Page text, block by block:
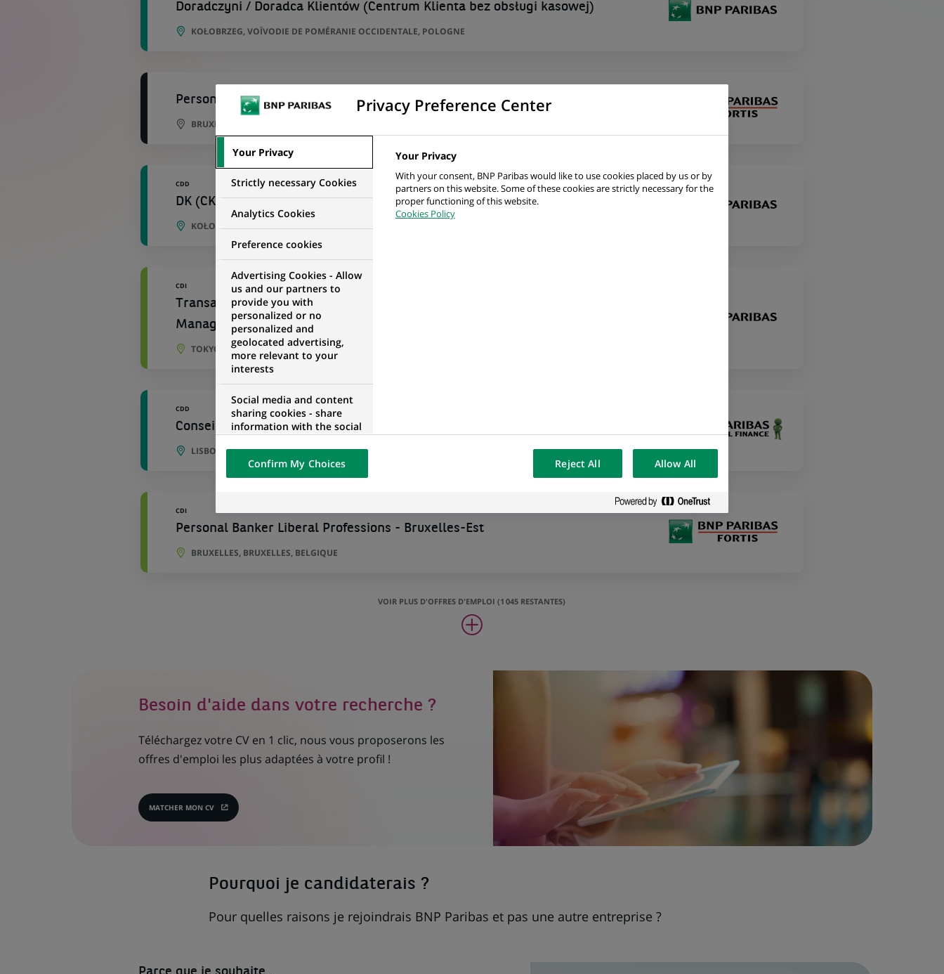
Doradczyni / Doradca Klientów (Centrum Klienta bez obsługi kasowej)
KOŁOBRZEG, VOÏVODIE DE POMÉRANIE OCCIDENTALE, POLOGNE
Personal Banker Liberal Professions - Brussel-Oost
BRUXELLES, BRUXELLES, BELGIQUE
CDD
DK (CK kasowy) Koszalin/Kołobrzeg
KOŁOBRZEG, VOÏVODIE DE POMÉRANIE OCCIDENTALE, POLOGNE
CDI
Transaction Banking Japan - Cash Management Product and Implementation
Manager
TOKYO, TOKYO, JAPON
CDD
Conseiller de Recouvrement de Crédit
LISBONNE, DISTRICT DE PORTO, PORTUGAL
CDI
Personal Banker Liberal Professions - Bruxelles-Est
BRUXELLES, BRUXELLES, BELGIQUE
VOIR PLUS D'OFFRES D'EMPLOI (1 045 RESTANTES)
Besoin d'aide dans votre recherche ?
Téléchargez votre CV en 1 clic, nous vous proposerons les
offres d'emploi les plus adaptées à votre profil !
MATCHER MON CV
(CE
Pourquoi je candidaterais ?
Pour quelles raisons je rejoindrais BNP Paribas et pas une autre entreprise ?
Privacy Preference Center
Your Privacy
Strictly necessary Cookies
Analytics Cookies
Preference cookies
Advertising Cookies - Allow
us and our partners to
provide you with
personalized or no
personalized and
geolocated advertising,
more relevant to your
interests
Social media and content
sharing cookies - share
information with the social
networks and propose the
visualization on our website
of the content hosted on a
external website.
Your Privacy
With your consent, BNP Paribas would like to use cookies placed by us or by
partners on this website. Some of these cookies are strictly necessary for the
proper functioning of this website.
Cookies Policy
Confirm My Choices Reject All Allow All